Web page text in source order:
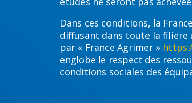
Dans ces conditions, la
diffusant dans toute la filiere
par « France Agrimer »
englobe le respect des
conditions sociales des